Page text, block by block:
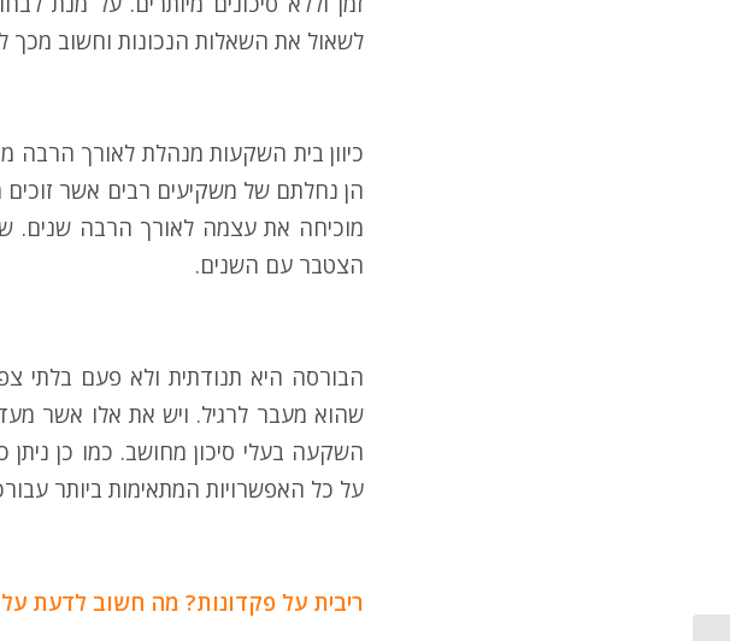
לשאול את השאלות הנכונות וחשוב מכך
כיוון בית השקעות מנהלת לאורך הרבה
הן נחלתם של משקיעים רבים אשר זוכים
מוכיחה את עצמה לאורך הרבה שנים.
הצטבר עם השנים.
הבורסה היא תנודתית ולא פעם בלתי
שהוא מעבר לרגיל. ויש את אלו אשר
השקעה בעלי סיכון מחושב. כמו כן ניתן
על כל האפשרויות המתאימות ביותר
ריבית על פקדונות? מה חשוב לדעת